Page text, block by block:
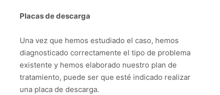
Placas de descarga
Una vez que hemos estudiado el caso, hemos
diagnosticado correctamente el tipo de problema
existente y hemos elaborado nuestro plan de
tratamiento, puede ser que esté indicado realizar
una placa de descarga.